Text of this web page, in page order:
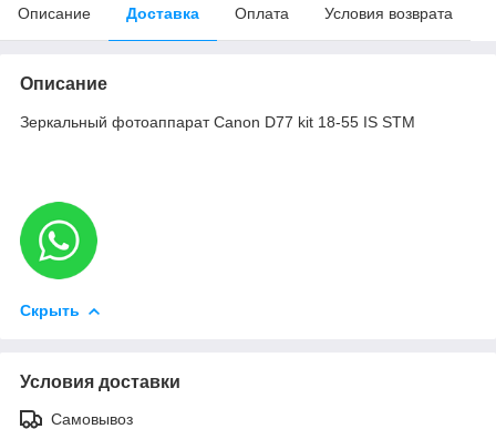
Описание Доставка Оплата Условия возврата
Описание
Зеркальный фотоаппарат Canon D77 kit 18-55 IS STM
Скрыть
Условия доставки
Самовывоз